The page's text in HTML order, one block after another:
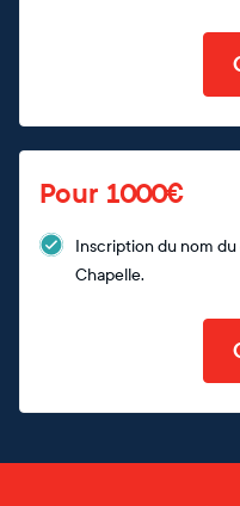
Pour 1000€
Inscription du nom
Chapelle.